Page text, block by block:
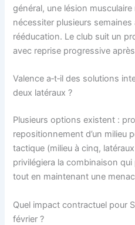
général, une lésion
nécessiter plusieurs
rééducation. Le club suit un
avec reprise progressive
Valence a‑t‑il des solutions
deux latéraux ?
Plusieurs options existent :
repositionnement d’un milieu
tactique (milieu à cinq,
privilégiera la combinaison
tout en maintenant une
Quel impact contractuel pour
février ?